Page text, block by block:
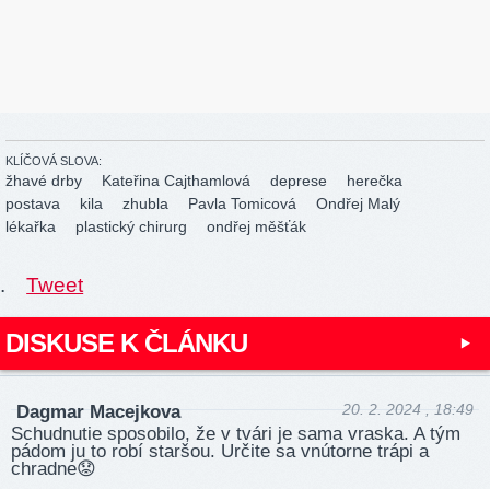
KLÍČOVÁ SLOVA:
žhavé drby Kateřina Cajthamlová deprese
herečka
postava
kila zhubla Pavla Tomicová
Ondřej Malý
lékařka
plastický chirurg ondřej měšťák
. Tweet
DISKUSE K ČLÁNKU
Dagmar Macejkova 20. 2. 2024 , 18:49
Schudnutie sposobilo, že v tvári je sama vraska. A tým
pádom ju to robí staršou. Určite sa vnútorne trápi a
chradne😟